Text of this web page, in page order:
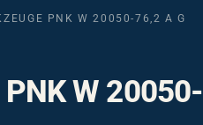
PNK W 20050-76,2 A G
W 20050-